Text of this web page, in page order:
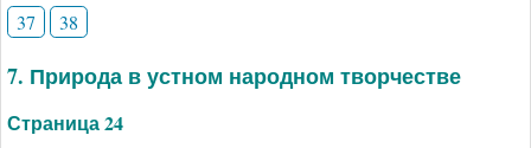
37 38
7. Природа в устном народном творчестве
Страница 24